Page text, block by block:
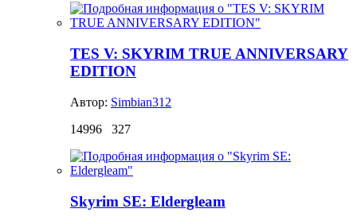
TES V: SKYRIM TRUE ANNIVERSARY
EDITION
Автор: Simbian312
14996
327
Skyrim SE: Eldergleam